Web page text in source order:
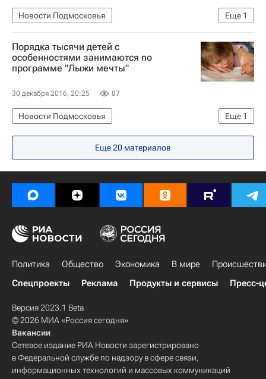
Еще 1
Новости Подмосковья
Московская область (Подмосковье)
Порядка тысячи детей с
особенностями занимаются по
программе "Лыжи мечты"
30 декабря 2016, 20:25 87
Еще 1
Новости Подмосковья
Московская область (Подмосковье)
Еще 20 материалов
Политика Общество Экономика В мире
Спецпроекты
Реклама Продукты и сервисы Пресс-
Версия 2023.1 Beta
© 2026 МИА «Россия сегодня»
Вакансии
Сетевое издание РИА Новости зарегистрировано
в Федеральной службе по надзору в сфере связи,
информационных технологий и массовых коммуникаций